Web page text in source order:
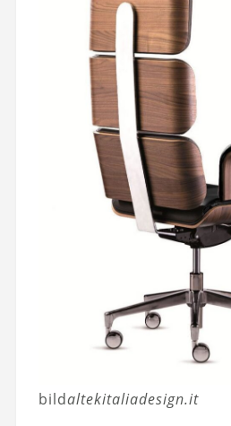
bildaltekitaliadesign.it